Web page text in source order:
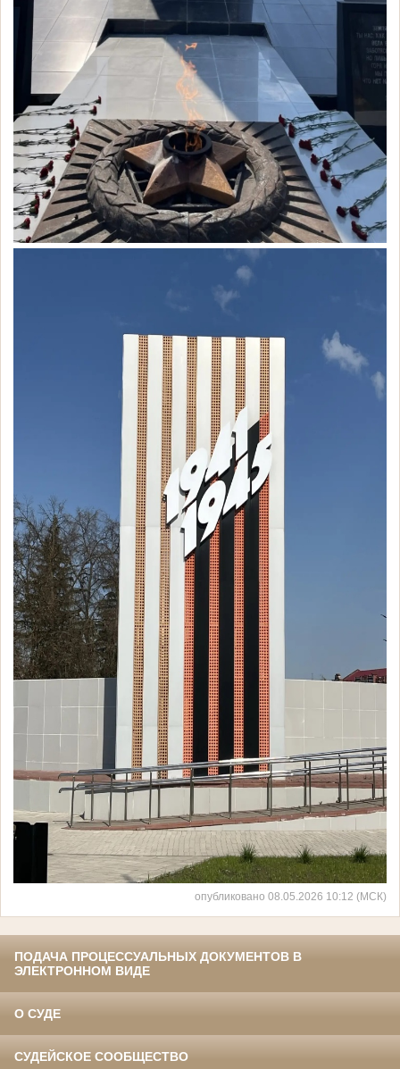
опубликовано 08.05.2026 10:12 (МСК)
ПОДАЧА ПРОЦЕССУАЛЬНЫХ ДОКУМЕНТОВ В
ЭЛЕКТРОННОМ ВИДЕ
О СУДЕ
СУДЕЙСКОЕ СООБЩЕСТВО